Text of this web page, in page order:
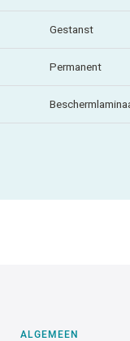
Gestanst
Permanent
ALGEMEEN